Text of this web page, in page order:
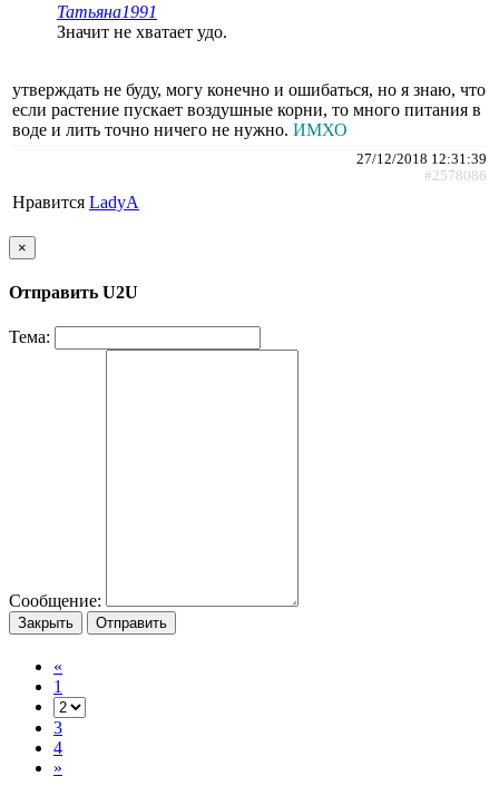
Татьяна1991
Значит не хватает удо.
утверждать не буду, могу конечно и ошибаться, но я знаю, что
если растение пускает воздушные корни, то много питания в
воде и лить точно ничего не нужно. ИМХО
27/12/2018 12:31:39
#2578086
Нравится LadyA
×
Отправить U2U
Тема:
Сообщение:
Закрыть Отправить
«
1
3
4
»